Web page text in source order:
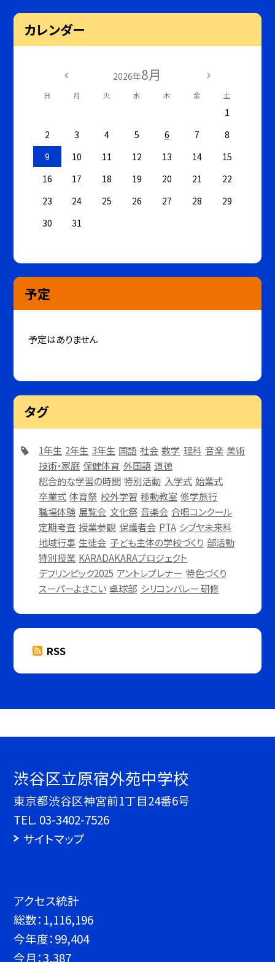
カレンダー
2026年8月
日 月 火 水 木 金 土
1
2
3 4 5 6 7
8
9
10 11 12 13 14
15
16
17 18 19 20 21
22
23
24 25 26 27 28
29
30
31
予定
予定はありません
タグ
1年生 2年生 3年生 国語 社会 数学 理科 音楽 美術
技術・家庭 保健体育 外国語 道徳
総合的な学習の時間 特別活動 入学式 始業式
卒業式 体育祭 校外学習 移動教室 修学旅行
職場体験 展覧会 文化祭 音楽会 合唱コンクール
定期考査 授業参観 保護者会 PTA シブヤ未来科
地域行事 生徒会 子ども主体の学校づくり 部活動
特別授業 KARADAKARAプロジェクト
デフリンピック2025 アントレプレナー 特色づくり
スーパーよさこい 卓球部 シリコンバレー 研修
RSS
渋谷区立原宿外苑中学校
東京都渋谷区神宮前1丁目24番6号
TEL. 03-3402-7526
サイトマップ
アクセス統計
総数： 1,116,196
今年度：99,404
今月：3,387